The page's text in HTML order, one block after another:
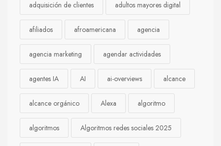
adquisición de clientes adultos mayores digital
afiliados afroamericana agencia
agencia marketing agendar actividades
agentes IA AI ai-overviews alcance
alcance orgánico Alexa algoritmo
algoritmos Algoritmos redes sociales 2025